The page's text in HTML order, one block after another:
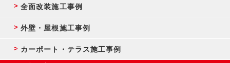
全面改装施工事例
外壁・屋根施工事例
カーポート・テラス施工事例